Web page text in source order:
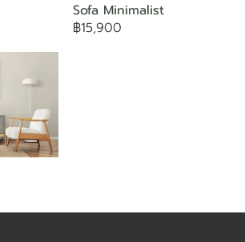
Sofa Minimalist
฿15,900